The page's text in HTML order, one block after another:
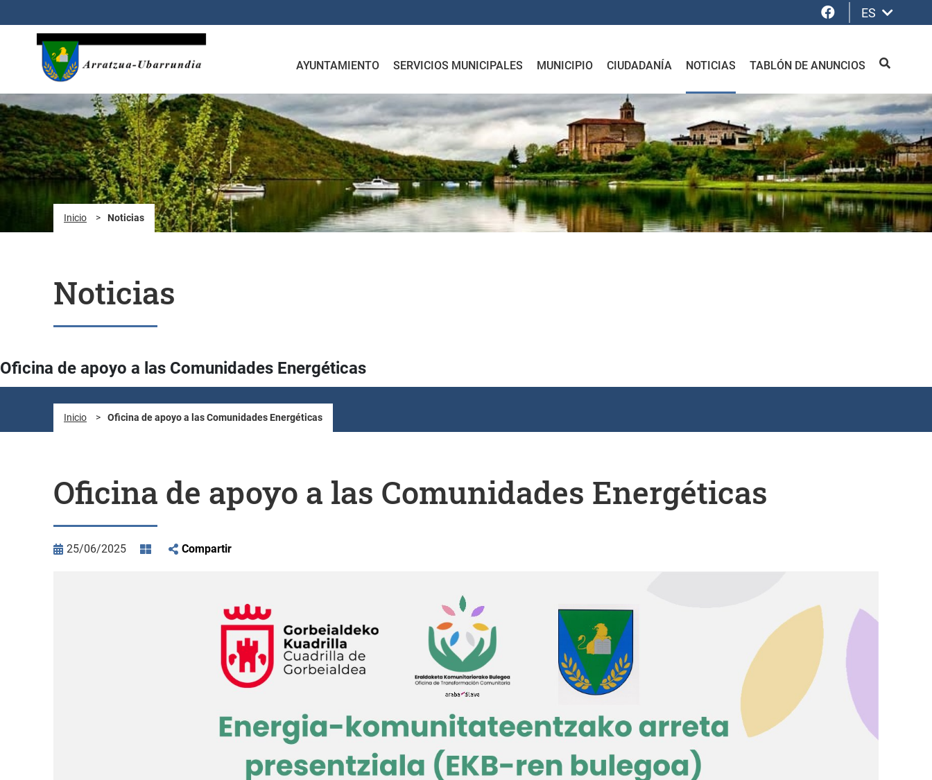
Facebook
ES
AYUNTAMIENTO SERVICIOS MUNICIPALES MUNICIPIO CIUDADANÍA NOTICIAS TABLÓN DE ANUNCIOS BUSCAR
Inicio > Noticias
Noticias
Oficina de apoyo a las Comunidades Energéticas
Inicio > Oficina de apoyo a las Comunidades Energéticas
Oficina de apoyo a las Comunidades Energéticas
25/06/2025 Compartir